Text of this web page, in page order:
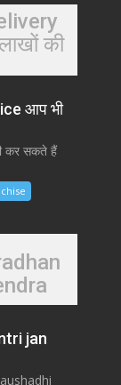
की
आप भी
कर सकते हैं
jan